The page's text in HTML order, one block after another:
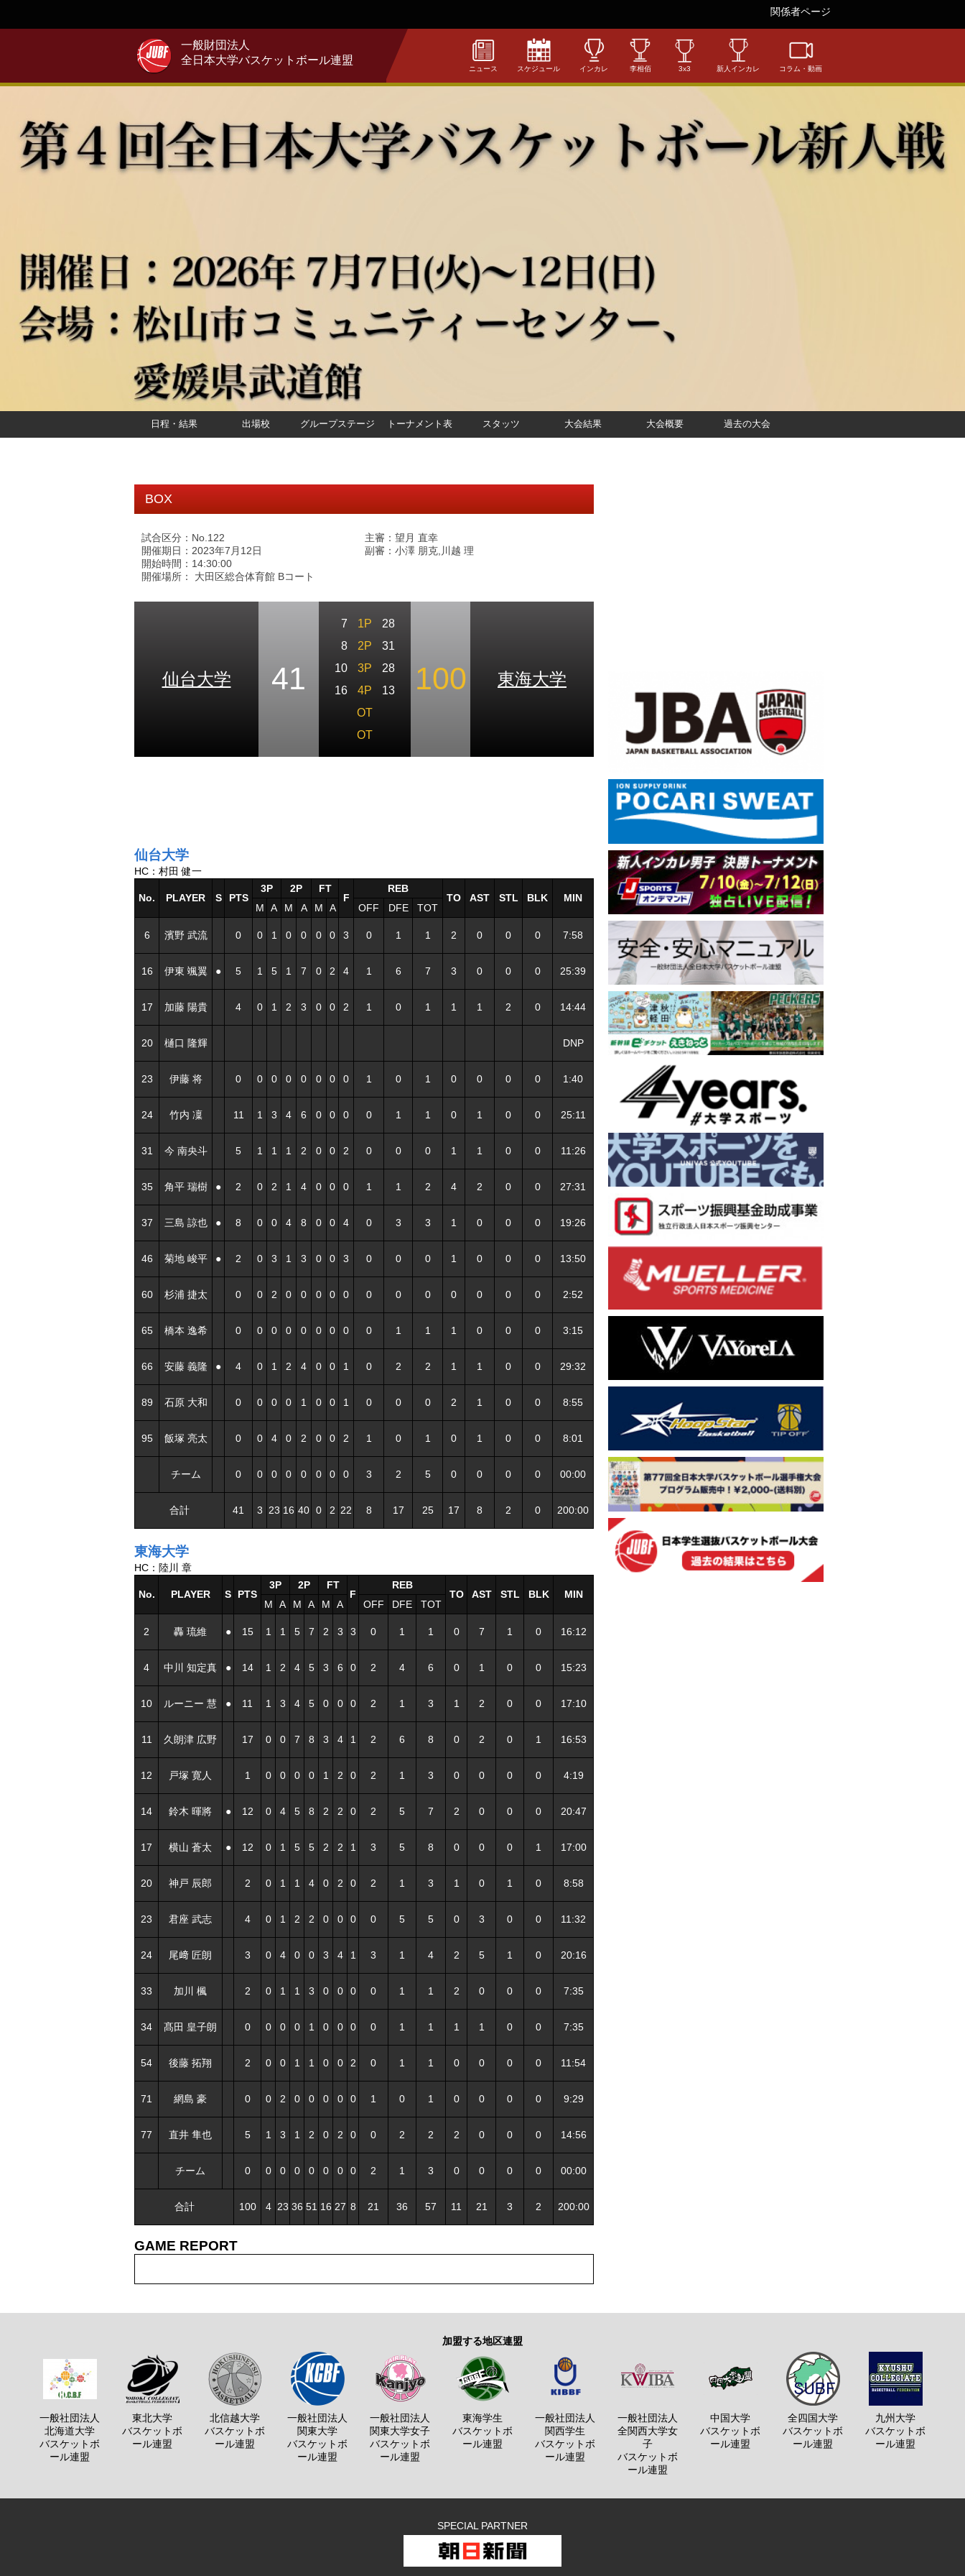
関係者ページ
一般財団法人
全日本大学バスケットボール連盟
ニュース スケジュール インカレ 李相佰 3x3 新人インカレ コラム・動画
日程・結果 出場校 グループステージ トーナメント表 スタッツ 大会結果 大会概要 過去の大会
BOX
試合区分：No.122
開催期日：2023年7月12日
開始時間：14:30:00
開催場所： 大田区総合体育館 Bコート
主審：望月 直幸
副審：小澤 朋克,川越 理
仙台大学 41
7 1P
28
8
2P
31
10
3P
28
16
4P
13
OT
OT
100 東海大学
仙台大学
HC：村田 健一
No. PLAYER S PTS
3P 2P
FT
F
REB
TO
AST STL BLK
MIN
M
A M A M A OFF DFE TOT
6 濱野 武流 0 0 1 0 0 0 0 3 0 1 1 2 0 0 0 7:58
16 伊東 颯翼 ● 5 1 5 1 7 0 2 4 1 6 7 3 0 0 0 25:39
17 加藤 陽貴 4 0 1 2 3 0 0 2 1 0 1 1 1 2 0 14:44
20 樋口 隆輝 DNP
23 伊藤 将 0 0 0 0 0 0 0 0 1 0 1 0 0 0 0 1:40
24 竹内 凜 11 1 3 4 6 0 0 0 0 1 1 0 1 0 0 25:11
31 今 南央斗 5 1 1 1 2 0 0 2 0 0 0 1 1 0 0 11:26
35 角平 瑞樹 ● 2 0 2 1 4 0 0 0 1 1 2 4 2 0 0 27:31
37 三島 諒也 ● 8 0 0 4 8 0 0 4 0 3 3 1 0 0 0 19:26
46 菊地 峻平 ● 2 0 3 1 3 0 0 3 0 0 0 1 0 0 0 13:50
60 杉浦 捷太 0 0 2 0 0 0 0 0 0 0 0 0 0 0 0 2:52
65 橋本 逸希 0 0 0 0 0 0 0 0 0 1 1 1 0 0 0 3:15
66 安藤 義隆 ● 4 0 1 2 4 0 0 1 0 2 2 1 1 0 0 29:32
89 石原 大和 0 0 0 0 1 0 0 1 0 0 0 2 1 0 0 8:55
95 飯塚 亮太 0 0 4 0 2 0 0 2 1 0 1 0 1 0 0 8:01
チーム 0 0 0 0 0 0 0 0 3 2 5 0 0 0 0 00:00
合計 41 3 23 16 40 0 2 22 8 17 25 17 8 2 0 200:00
東海大学
HC：陸川 章
No. PLAYER S PTS
3P 2P
FT
F
REB
TO
AST STL BLK
MIN
M
A M A M A OFF DFE TOT
2 轟 琉維 ● 15 1 1 5 7 2 3 3 0 1 1 0 7 1 0 16:12
4 中川 知定真 ● 14 1 2 4 5 3 6 0 2 4 6 0 1 0 0 15:23
10 ルーニー 慧 ● 11 1 3 4 5 0 0 0 2 1 3 1 2 0 0 17:10
11 久朗津 広野 17 0 0 7 8 3 4 1 2 6 8 0 2 0 1 16:53
12 戸塚 寛人 1 0 0 0 0 1 2 0 2 1 3 0 0 0 0 4:19
14 鈴木 暉將 ● 12 0 4 5 8 2 2 0 2 5 7 2 0 0 0 20:47
17 横山 蒼太 ● 12 0 1 5 5 2 2 1 3 5 8 0 0 0 1 17:00
20 神戸 辰郎 2 0 1 1 4 0 2 0 2 1 3 1 0 1 0 8:58
23 君座 武志 4 0 1 2 2 0 0 0 0 5 5 0 3 0 0 11:32
24 尾﨑 匠朗 3 0 4 0 0 3 4 1 3 1 4 2 5 1 0 20:16
33 加川 楓 2 0 1 1 3 0 0 0 0 1 1 2 0 0 0 7:35
34 髙田 皇子朗 0 0 0 0 1 0 0 0 0 1 1 1 1 0 0 7:35
54 後藤 拓翔 2 0 0 1 1 0 0 2 0 1 1 0 0 0 0 11:54
71 網島 豪 0 0 2 0 0 0 0 0 1 0 1 0 0 0 0 9:29
77 直井 隼也 5 1 3 1 2 0 2 0 0 2 2 2 0 0 0 14:56
チーム 0 0 0 0 0 0 0 0 2 1 3 0 0 0 0 00:00
合計 100 4 23 36 51 16 27 8 21 36 57 11 21 3 2 200:00
GAME REPORT
加盟する地区連盟
一般社団法人
北海道大学
バスケットボ
ール連盟
東北大学
バスケットボ
ール連盟
北信越大学
バスケットボ
ール連盟
一般社団法人
関東大学
バスケットボ
ール連盟
一般社団法人
関東大学女子
バスケットボ
ール連盟
東海学生
バスケットボ
ール連盟
一般社団法人
関西学生
バスケットボ
ール連盟
一般社団法人
全関西大学女
子
バスケットボ
ール連盟
中国大学
バスケットボ
ール連盟
全四国大学
バスケットボ
ール連盟
九州大学
バスケットボ
ール連盟
SPECIAL PARTNER